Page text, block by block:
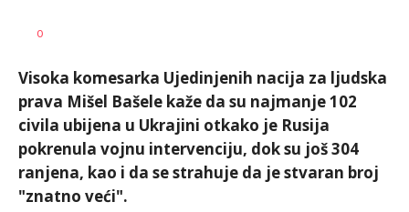
AUTOR
0
Visoka komesarka Ujedinjenih nacija za ljudska
prava Mišel Bašele kaže da su najmanje 102
civila ubijena u Ukrajini otkako je Rusija
pokrenula vojnu intervenciju, dok su još 304
ranjena, kao i da se strahuje da je stvaran broj
"znatno veći".